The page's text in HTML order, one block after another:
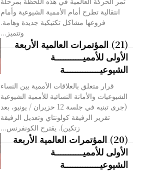
انتقالية تطرح أمام الأممية الشيوعية وأمام
فروعها مشاكل تكتيكية جديدة وهامة.
وتتميز...
(21) المؤتمرات العالمية الأربعة
الأولى للأمميـــــــــــة
الشيوعيــــــــــــــة
قرار متعلق بالعلاقات الأممية بين النساء
الشيوعيات والأمانة النسائية للأممية الشيوعية
(جرى تبنيه في جلسة 12 حزيران / يونيو، بعد
تقرير الرفيقة كولونتاي وتعديل الرفيقة
زتكين). يقترح الكونفرنس...
(20) المؤتمرات العالمية الأربعة
الأولى للأمميـــــــــــة
الشيوعيــــــــــــــة